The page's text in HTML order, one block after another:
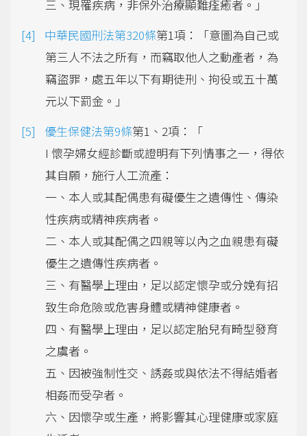
三、現罹疾病，非保外治療顯難痊癒者。」
中華民國刑法第320條第1項：「意圖為自己或
第三人不法之所有，而竊取他人之動產者，為
竊盜罪，處五年以下有期徒刑、拘役或五十萬
元以下罰金。」
優生保健法第9條第1、2項：「
I 懷孕婦女經診斷或證明有下列情事之一，得依
其自願，施行人工流產：
一、本人或其配偶患有礙優生之遺傳性、傳染
性疾病或精神疾病者。
二、本人或其配偶之四親等以內之血親患有礙
優生之遺傳性疾病者。
三、有醫學上理由，足以認定懷孕或分娩有招
致生命危險或危害身體或精神健康者。
四、有醫學上理由，足以認定胎兒有畸型發育
之虞者。
五、因被強制性交、誘姦或與依法不得結婚者
相姦而受孕者。
六、因懷孕或生產，將影響其心理健康或家庭